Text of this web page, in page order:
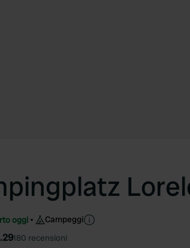
oggi Campeggi
180 recensioni